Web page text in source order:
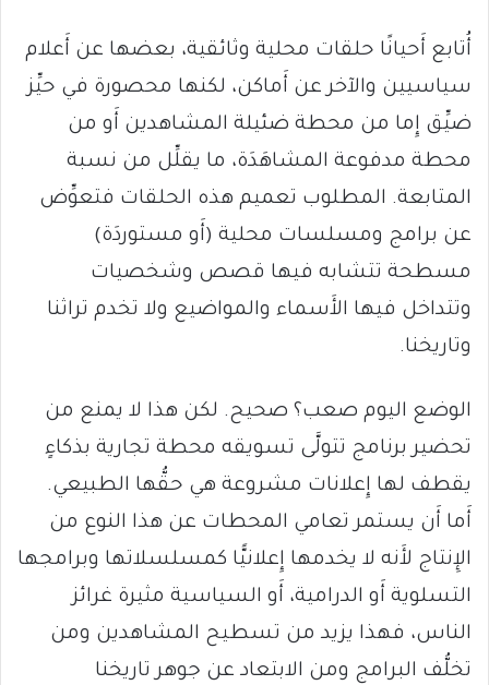
أُتابع أَحيانًا حلقات محلية وثائقية، بعضها عن أَعلام
سياسيين والآخر عن أَماكن، لكنها محصورة في حيِّز
ضيِّق إِما من محطة ضئيلة المشاهدين أَو من
محطة مدفوعة المشاهَدَة، ما يقلِّل من نسبة
المتابعة. المطلوب تعميم هذه الحلقات فتعوِّض
عن برامج ومسلسات محلية (أَو مستوردَة)
مسطحة تتشابه فيها قصص وشخصيات
وتتداخل فيها الأَسماء والمواضيع ولا تخدم تراثنا
وتاريخنا.
الوضع اليوم صعب؟ صحيح. لكن هذا لا يمنع من
تحضير برنامج تتولَّى تسويقه محطة تجارية بذكاءٍ
يقطف لها إِعلانات مشروعة هي حقُّها الطبيعي.
أَما أَن يستمر تعامي المحطات عن هذا النوع من
الإِنتاج لأَنه لا يخدمها إِعلانيًّا كمسلسلاتها وبرامجها
التسلوية أَو الدرامية، أَو السياسية مثيرة غرائز
الناس، فهذا يزيد من تسطيح المشاهدين ومن
تخلُّف البرامج ومن الابتعاد عن جوهر تاريخنا